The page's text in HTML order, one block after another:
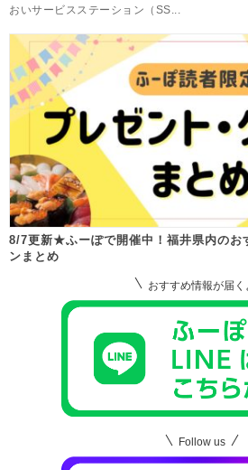
おいサービスステーション（SS...
8/7更新★ふーぽで開催中！福井県内のお
ンまとめ
おすすめ情報が届く
Follow us